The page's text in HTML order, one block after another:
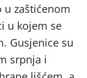
u zaštićenom
u kojem se
Gusjenice su
srpnja i